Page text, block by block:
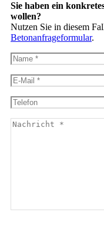
Sie haben ein
wollen?
Nutzen Sie in diesem
Betonanfrageformular.